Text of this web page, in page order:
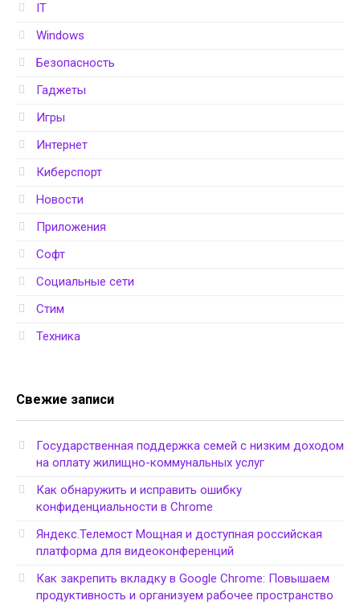
IT
Windows
Безопасность
Гаджеты
Игры
Интернет
Киберспорт
Новости
Приложения
Софт
Социальные сети
Стим
Техника
Свежие записи
Государственная поддержка семей с низким доходом
на оплату жилищно-коммунальных услуг
Как обнаружить и исправить ошибку
конфиденциальности в Chrome
Яндекс.Телемост Мощная и доступная российская
платформа для видеоконференций
Как закрепить вкладку в Google Chrome: Повышаем
продуктивность и организуем рабочее пространство